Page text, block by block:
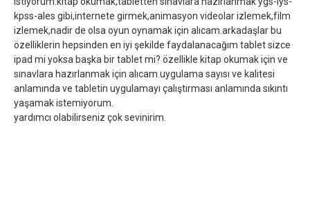
kpss-ales gibi,internete girmek,animasyon videolar izlemek,film
izlemek,nadir de olsa oyun oynamak için alıcam.arkadaşlar bu
özelliklerin hepsinden en iyi şekilde faydalanacağım tablet sizce
ipad mi yoksa başka bir tablet mi? özellikle kitap okumak için ve
sınavlara hazırlanmak için alıcam.uygulama sayısı ve kalitesi
anlamında ve tabletin uygulamayı çalıştırması anlamında sıkıntı
yaşamak istemiyorum.
yardımcı olabilirseniz çok sevinirim.